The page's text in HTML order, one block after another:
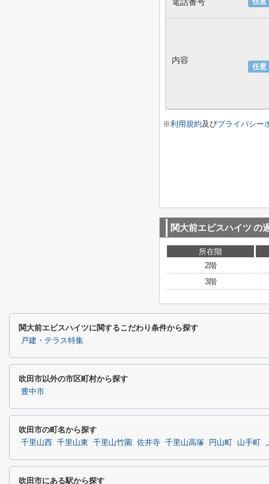
任意
内容
※利用規約及びプライバシー
関大前エビスハイツ の
所在階
2階
3階
関大前エビスハイツに関するこだわり条件から探す
戸建・テラス特集
吹田市以外の市区町村から探す
豊中市
吹田市の町名から探す
千里山西 千里山東 千里山竹園 佐井寺 千里山高塚 円山町 山手町
吹田市にある駅から探す